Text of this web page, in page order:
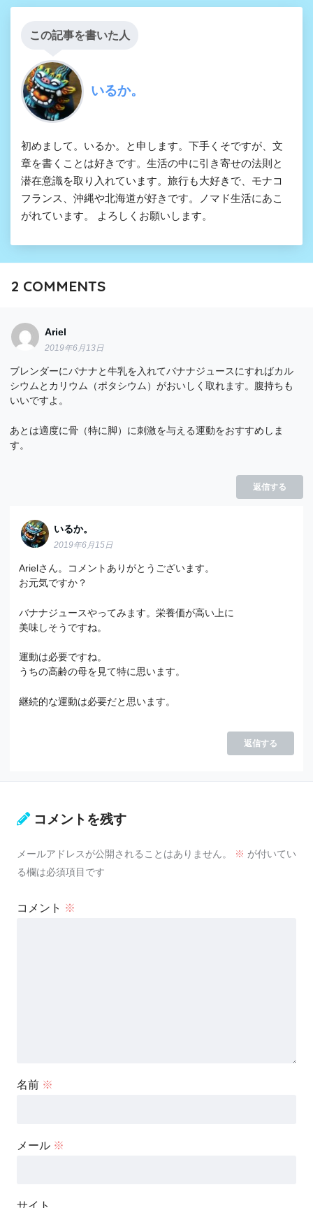
この記事を書いた人
いるか。
初めまして。いるか。と申します。下手くそですが、文
章を書くことは好きです。生活の中に引き寄せの法則と
潜在意識を取り入れています。旅行も大好きで、モナコ
フランス、沖縄や北海道が好きです。ノマド生活にあこ
がれています。 よろしくお願いします。
2 COMMENTS
Ariel
2019年6月13日
ブレンダーにバナナと牛乳を入れてバナナジュースにすればカル
シウムとカリウム（ポタシウム）がおいしく取れます。腹持ちも
いいですよ。
あとは適度に骨（特に脚）に刺激を与える運動をおすすめしま
す。
返信する
いるか。
2019年6月15日
Arielさん。コメントありがとうございます。
お元気ですか？
バナナジュースやってみます。栄養価が高い上に
美味しそうですね。
運動は必要ですね。
うちの高齢の母を見て特に思います。
継続的な運動は必要だと思います。
返信する
コメントを残す
メールアドレスが公開されることはありません。 ※ が付いてい
る欄は必須項目です
コメント ※
名前 ※
メール ※